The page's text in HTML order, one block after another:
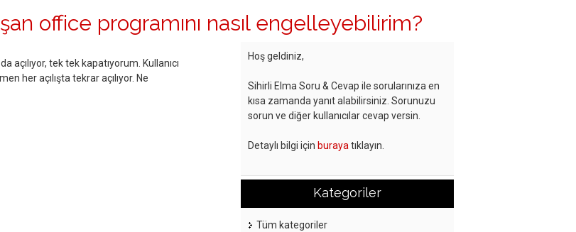
office programını nasıl engelleyebilirim?
açılıyor, tek tek kapatıyorum. Kullanıcı
her açılışta tekrar açılıyor. Ne
Hoş geldiniz,
Sihirli Elma Soru & Cevap ile sorularınıza en
kısa zamanda yanıt alabilirsiniz. Sorunuzu
sorun ve diğer kullanıcılar cevap versin.
Detaylı bilgi için buraya tıklayın.
Kategoriler
Tüm kategoriler